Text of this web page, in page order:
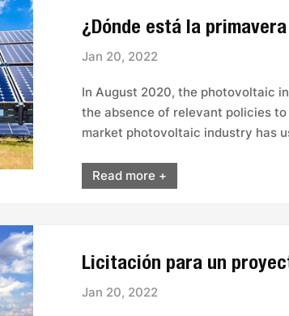
¿Dónde está la
Jan 20, 2022
In August 2020, the photovoltaic
the absence of relevant policies
market photovoltaic industry has
Read more +
Jan 20, 2022